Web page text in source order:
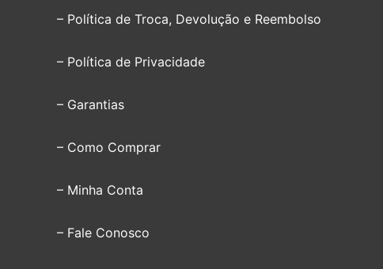
– Política de Troca, Devolução e Reembolso
– Política de Privacidade
– Garantias
– Como Comprar
– Minha Conta
– Fale Conosco